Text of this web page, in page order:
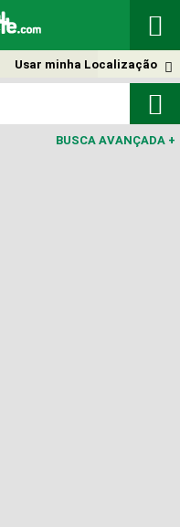


Usar minha Localização

BUSCA AVANÇADA +